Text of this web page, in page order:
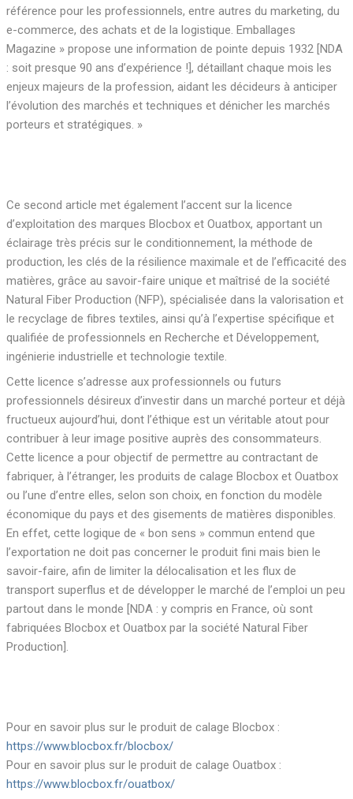
référence pour les professionnels, entre autres du marketing, du
e-commerce, des achats et de la logistique. Emballages
Magazine » propose une information de pointe depuis 1932 [NDA
: soit presque 90 ans d’expérience !], détaillant chaque mois les
enjeux majeurs de la profession, aidant les décideurs à anticiper
l’évolution des marchés et techniques et dénicher les marchés
porteurs et stratégiques. »
Ce second article met également l’accent sur la licence
d’exploitation des marques Blocbox et Ouatbox, apportant un
éclairage très précis sur le conditionnement, la méthode de
production, les clés de la résilience maximale et de l’efficacité des
matières, grâce au savoir-faire unique et maîtrisé de la société
Natural Fiber Production (NFP), spécialisée dans la valorisation et
le recyclage de fibres textiles, ainsi qu’à l’expertise spécifique et
qualifiée de professionnels en Recherche et Développement,
ingénierie industrielle et technologie textile.
Cette licence s’adresse aux professionnels ou futurs
professionnels désireux d’investir dans un marché porteur et déjà
fructueux aujourd’hui, dont l’éthique est un véritable atout pour
contribuer à leur image positive auprès des consommateurs.
Cette licence a pour objectif de permettre au contractant de
fabriquer, à l’étranger, les produits de calage Blocbox et Ouatbox
ou l’une d’entre elles, selon son choix, en fonction du modèle
économique du pays et des gisements de matières disponibles.
En effet, cette logique de « bon sens » commun entend que
l’exportation ne doit pas concerner le produit fini mais bien le
savoir-faire, afin de limiter la délocalisation et les flux de
transport superflus et de développer le marché de l’emploi un peu
partout dans le monde [NDA : y compris en France, où sont
fabriquées Blocbox et Ouatbox par la société Natural Fiber
Production].
Pour en savoir plus sur le produit de calage Blocbox :
https://www.blocbox.fr/blocbox/
Pour en savoir plus sur le produit de calage Ouatbox :
https://www.blocbox.fr/ouatbox/